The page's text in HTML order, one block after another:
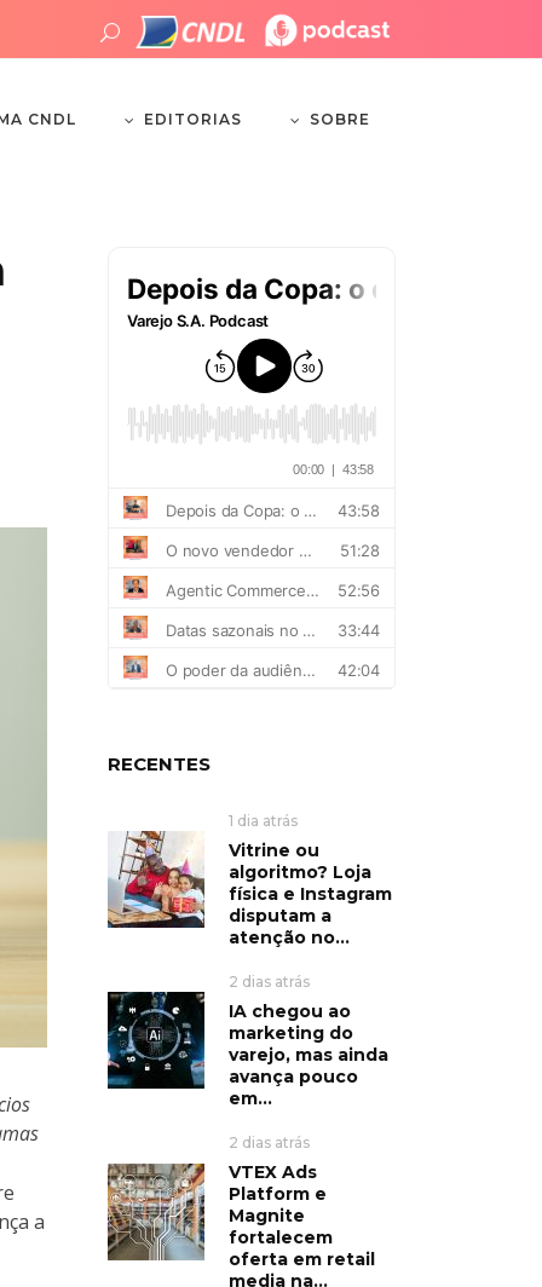
CNDL EDITORIAS SOBRE
a
RECENTES
1 dia atrás
Vitrine ou
algoritmo? Loja
física e Instagram
disputam a
atenção no...
2 dias atrás
IA chegou ao
marketing do
varejo, mas ainda
avança pouco
em...
2 dias atrás
VTEX Ads
Platform e
Magnite
fortalecem
oferta em retail
media na...